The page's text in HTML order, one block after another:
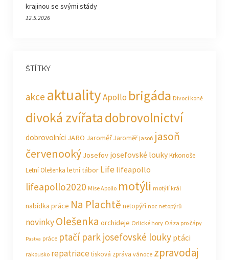
krajinou se svými stády
12.5.2026
ŠTÍTKY
akce aktualityApollo brigáda Divocí koně
divoká zvířatadobrovolnictví
dobrovolníci JARO JaroměřJaroměř jasoň jasoň
červenooký Josefov josefovské loukyKrkonoše
Letní Olešenka letní tábor Life lifeapollo
lifeapollo2020 Mise Apollo motýli motýlí král
nabídka práce Na Plachtě netopýři noc netopýrů
novinkyOlešenka orchideje Orlické hory Oáza pro čápy
Pastva práce ptačí park josefovské louky ptáci
rakousko repatriacetisková zpráva vánoce zpravodaj